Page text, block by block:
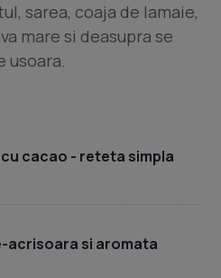
sarea, coaja de lamaie,
mare si deasupra se
usoara.
cacao - reteta simpla
acrisoara si aromata